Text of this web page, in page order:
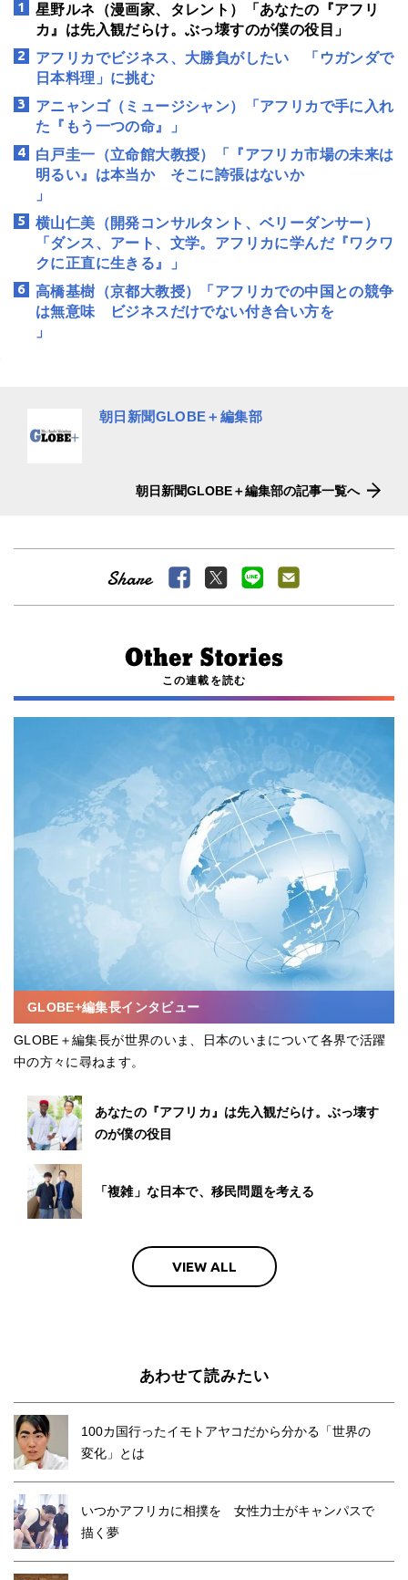
星野ルネ（漫画家、タレント）「あなたの『アフリ
カ』は先入観だらけ。ぶっ壊すのが僕の役目」
アフリカでビジネス、大勝負がしたい 「ウガンダで
日本料理」に挑む
アニャンゴ（ミュージシャン）「アフリカで手に入れ
た『もう一つの命』」
白戸圭一（立命館大教授）「『アフリカ市場の未来は
明るい』は本当か そこに誇張はないか
」
横山仁美（開発コンサルタント、ベリーダンサー）
「ダンス、アート、文学。アフリカに学んだ『ワクワ
クに正直に生きる』」
高橋基樹（京都大教授）「アフリカでの中国との競争
は無意味 ビジネスだけでない付き合い方を
」
朝日新聞GLOBE＋編集部
朝日新聞GLOBE＋編集部の記事一覧へ
この連載を読む
GLOBE+編集長インタビュー
GLOBE＋編集長が世界のいま、日本のいまについて各界で活躍
中の方々に尋ねます。
あなたの『アフリカ』は先入観だらけ。ぶっ壊す
のが僕の役目
「複雑」な日本で、移民問題を考える
VIEW ALL
あわせて読みたい
100カ国行ったイモトアヤコだから分かる「世界の
変化」とは
いつかアフリカに相撲を 女性力士がキャンパスで
描く夢